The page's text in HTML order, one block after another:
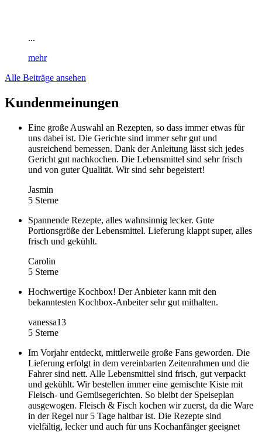
...
mehr
Alle Beiträge ansehen
Kundenmeinungen
Eine große Auswahl an Rezepten, so dass immer etwas für
uns dabei ist. Die Gerichte sind immer sehr gut und
ausreichend bemessen. Dank der Anleitung lässt sich jedes
Gericht gut nachkochen. Die Lebensmittel sind sehr frisch
und von guter Qualität. Wir sind sehr begeistert!
Jasmin
5 Sterne
Spannende Rezepte, alles wahnsinnig lecker. Gute
Portionsgröße der Lebensmittel. Lieferung klappt super, alles
frisch und gekühlt.
Carolin
5 Sterne
Hochwertige Kochbox! Der Anbieter kann mit den
bekanntesten Kochbox-Anbeiter sehr gut mithalten.
vanessa13
5 Sterne
Im Vorjahr entdeckt, mittlerweile große Fans geworden. Die
Lieferung erfolgt in dem vereinbarten Zeitenrahmen und die
Fahrer sind nett. Alle Lebensmittel sind frisch, gut verpackt
und gekühlt. Wir bestellen immer eine gemischte Kiste mit
Fleisch- und Gemüsegerichten. So bleibt der Speiseplan
ausgewogen. Fleisch & Fisch kochen wir zuerst, da die Ware
in der Regel nur 5 Tage haltbar ist. Die Rezepte sind
vielfältig, lecker und auch für uns Kochanfänger geeignet